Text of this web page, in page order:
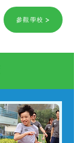
參觀學校